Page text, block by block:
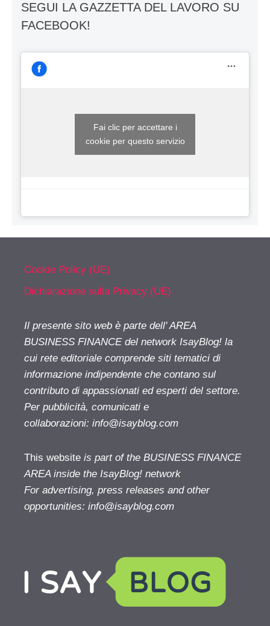
SEGUI LA GAZZETTA DEL LAVORO SU
FACEBOOK!
Fai clic per accettare i
cookie per questo servizio
Cookie Policy (UE)
Dichiarazione sulla Privacy (UE)
Il presente sito web è parte dell' AREA
BUSINESS FINANCE del network IsayBlog! la
cui rete editoriale comprende siti tematici di
informazione indipendente che contano sul
contributo di appassionati ed esperti del settore.
Per pubblicità, comunicati e
collaborazioni: info@isayblog.com
This website is part of the BUSINESS FINANCE
AREA inside the IsayBlog! network
For advertising, press releases and other
opportunities: info@isayblog.com